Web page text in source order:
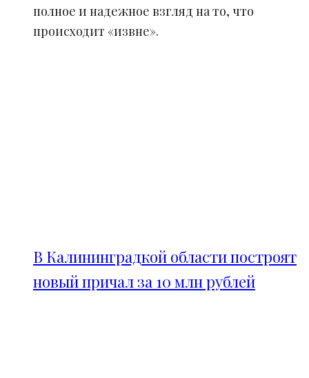
полное и надежное взгляд на то, что
происходит «извне».
В Калининградкой области построят
новый причал за 10 млн рублей